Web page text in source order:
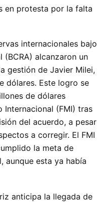
en protesta por la falta
internacionales bajo
alcanzaron un
gestión de Javier Milei,
dólares. Este logro se
de dólares
Internacional (FMI) tras
del acuerdo, a pesar
a corregir. El FMI
la meta de
aunque esta ya había
anticipa la llegada de